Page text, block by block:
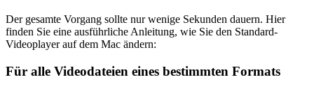
Der gesamte Vorgang sollte nur wenige Sekunden dauern. Hier
finden Sie eine ausführliche Anleitung, wie Sie den Standard-
Videoplayer auf dem Mac ändern:
Für alle Videodateien eines bestimmten Formats